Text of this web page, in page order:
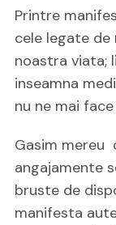
Printre
cele legate
noastra viata;
inseamna
nu ne mai
Gasim mereu
angajamente
bruste de
manifesta